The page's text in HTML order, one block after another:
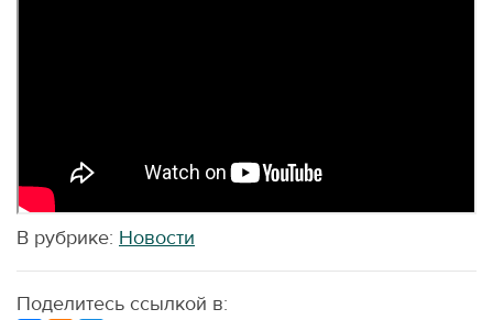
В рубрике: Новости
Поделитесь ссылкой в: